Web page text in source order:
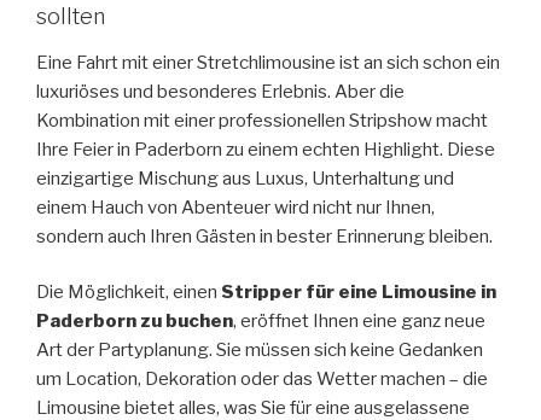
sollten
Eine Fahrt mit einer Stretchlimousine ist an sich schon ein
luxuriöses und besonderes Erlebnis. Aber die
Kombination mit einer professionellen Stripshow macht
Ihre Feier in Paderborn zu einem echten Highlight. Diese
einzigartige Mischung aus Luxus, Unterhaltung und
einem Hauch von Abenteuer wird nicht nur Ihnen,
sondern auch Ihren Gästen in bester Erinnerung bleiben.
Die Möglichkeit, einen Stripper für eine Limousine in
Paderborn zu buchen, eröffnet Ihnen eine ganz neue
Art der Partyplanung. Sie müssen sich keine Gedanken
um Location, Dekoration oder das Wetter machen – die
Limousine bietet alles, was Sie für eine ausgelassene